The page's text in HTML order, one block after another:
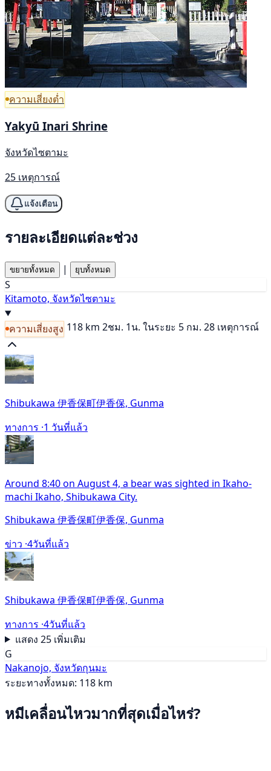
ความเสี่ยงต่ำ
Yakyū Inari Shrine
จังหวัดไซตามะ
25 เหตุการณ์
แจ้งเตือน
รายละเอียดแต่ละช่วง
ขยายทั้งหมด | ยุบทั้งหมด
S
Kitamoto, จังหวัดไซตามะ
ความเสี่ยงสูง 118 km 2ชม. 1น. ในระยะ 5 กม. 28 เหตุการณ์
Shibukawa 伊香保町伊香保, Gunma
ทางการ ·1 วันที่แล้ว
Around 8:40 on August 4, a bear was sighted in Ikaho-
machi Ikaho, Shibukawa City.
Shibukawa 伊香保町伊香保, Gunma
ข่าว ·4วันที่แล้ว
Shibukawa 伊香保町伊香保, Gunma
ทางการ ·4วันที่แล้ว
แสดง 25 เพิ่มเติม
G
Nakanojo, จังหวัดกุนมะ
ระยะทางทั้งหมด: 118 km
หมีเคลื่อนไหวมากที่สุดเมื่อไหร่?